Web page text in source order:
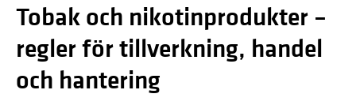
Tobak och nikotinprodukter –
regler för tillverkning, handel
och hantering